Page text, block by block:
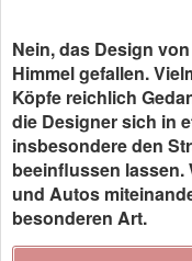
Nein, das Design
Himmel gefallen.
Köpfe reichlich
die Designer sich in
insbesondere den
beeinflussen lassen.
und Autos
besonderen Art.